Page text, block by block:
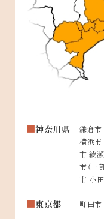
神奈川県
鎌倉
横浜
市 綾
市（一
市 小
東京都 町田